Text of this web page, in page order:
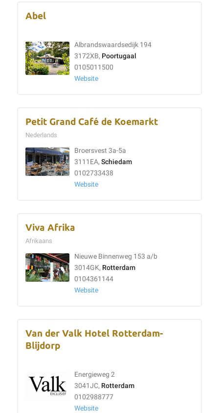
Abel
Albrandswaardsedijk 194
3172XB, Poortugaal
0105011500
Website
Petit Grand Café de Koemarkt
Nederlands
Broersvest 3a-5a
3111EA, Schiedam
0102733438
Website
Viva Afrika
Afrikaans
Nieuwe Binnenweg 153 a/b
3014GK, Rotterdam
0104361144
Website
Van der Valk Hotel Rotterdam-
Blijdorp
Energieweg 2
3041JC, Rotterdam
0102988777
Website